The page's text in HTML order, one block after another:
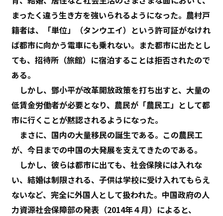
まったく違う生き方を強いられるようになった。農村戸
籍者は、「単位」（タンウエイ）という許可証がなけれ
ば都市に向かう電車にも乗れない。また都市に出たとし
ても、招待所（旅館）に宿泊することは拒否されたので
ある。
しかし、鄧小平が改革開放政策を打ち出すと、大量の
低賃金労働者が必要となり、農民が「農民工」として都
市に行くことが黙認されるようになった。
まさに、国内の大量移民の誕生である。この農民工
が、今日までの中国の大発展を支えてきたのである。
しかし、彼らは都市に出ても、社会保険には入れな
い、結婚は制限される、子供は学校に受け入れてもらえ
ないなど、完全に外国人として扱われた。中国政府の人
力資源社会保障部の発表（2014年４月）によると、